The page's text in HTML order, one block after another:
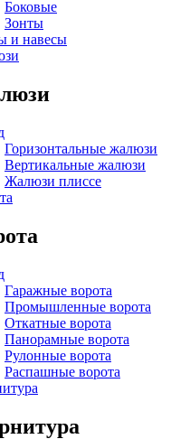
Боковые
Зонты
и навесы
Горизонтальные жалюзи
Вертикальные жалюзи
Жалюзи плиссе
Гаражные ворота
Промышленные ворота
Откатные ворота
Панорамные ворота
Рулонные ворота
Распашные ворота